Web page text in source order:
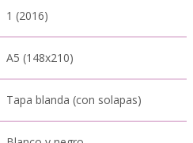
1 (2016)
A5 (148x210)
Tapa blanda (con solapas)